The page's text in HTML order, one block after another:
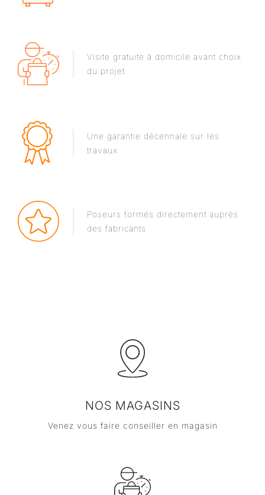
Visite gratuite à domicile avant choix
du projet
Poseurs formés directement auprès
des fabricants
Une garantie décennale sur les
travaux
NOS MAGASINS
Venez vous faire conseiller en magasin